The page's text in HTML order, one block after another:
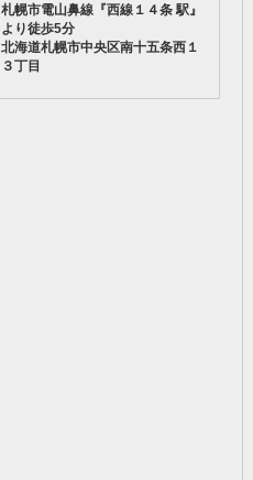
札幌市電山鼻線『西線１４条 駅』
より徒歩5分
北海道札幌市中央区南十五条西１
３丁目